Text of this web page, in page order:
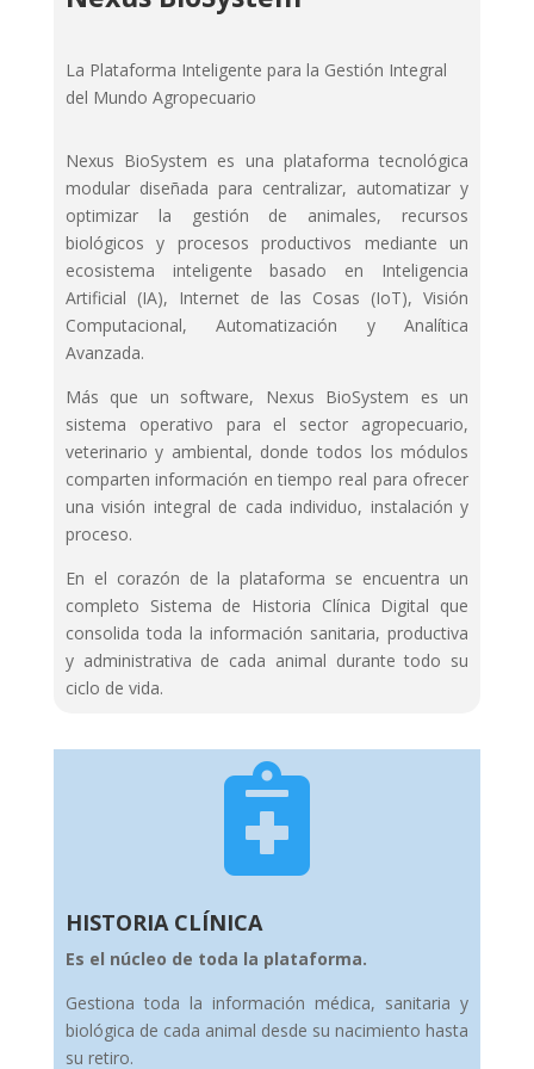
La Plataforma Inteligente para la Gestión Integral
del Mundo Agropecuario
Nexus BioSystem es una plataforma tecnológica
modular diseñada para centralizar, automatizar y
optimizar la gestión de animales, recursos
biológicos y procesos productivos mediante un
ecosistema inteligente basado en Inteligencia
Artificial (IA), Internet de las Cosas (IoT), Visión
Computacional, Automatización y Analítica
Avanzada.
Más que un software, Nexus BioSystem es un
sistema operativo para el sector agropecuario,
veterinario y ambiental, donde todos los módulos
comparten información en tiempo real para ofrecer
una visión integral de cada individuo, instalación y
proceso.
En el corazón de la plataforma se encuentra un
completo Sistema de Historia Clínica Digital que
consolida toda la información sanitaria, productiva
y administrativa de cada animal durante todo su
ciclo de vida.

HISTORIA CLÍNICA
Es el núcleo de toda la plataforma.
Gestiona toda la información médica, sanitaria y
biológica de cada animal desde su nacimiento hasta
su retiro.